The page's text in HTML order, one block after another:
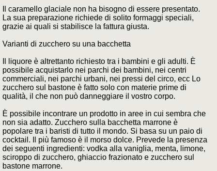
Il caramello glaciale non ha bisogno di essere presentato.
La sua preparazione richiede di solito formaggi speciali,
grazie ai quali si stabilisce la fattura giusta.
Varianti di zucchero su una bacchetta
Il liquore è altrettanto richiesto tra i bambini e gli adulti. È
possibile acquistarlo nei parchi dei bambini, nei centri
commerciali, nei parchi urbani, nei pressi del circo, ecc Lo
zucchero sul bastone è fatto solo con materie prime di
qualità, il che non può danneggiare il vostro corpo.
È possibile incontrare un prodotto in aree in cui sembra che
non sia adatto. Zucchero sulla bacchetta marrone è
popolare tra i baristi di tutto il mondo. Si basa su un paio di
cocktail. Il più famoso è il morso dolce. Prevede la presenza
dei seguenti ingredienti: vodka alla vaniglia, menta, limone,
sciroppo di zucchero, ghiaccio frazionato e zucchero sul
bastone marrone.